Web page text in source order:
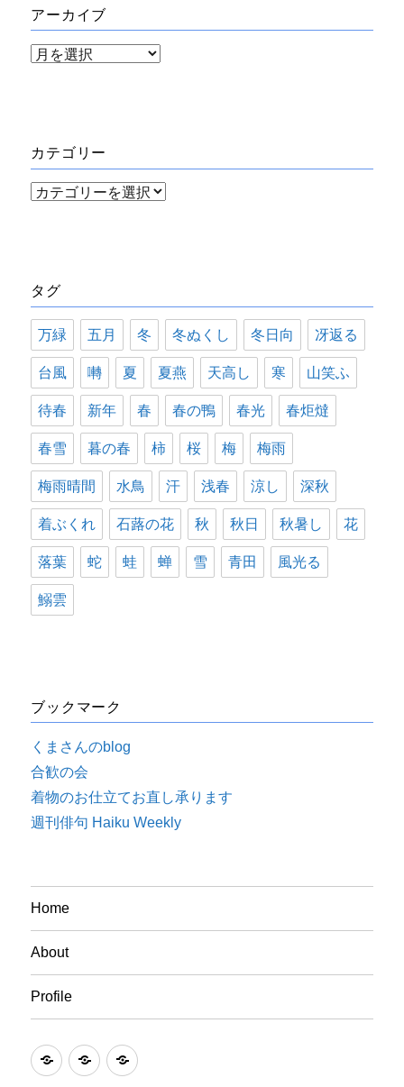
アーカイブ
ア
ブ
カテゴリー
カ
ー
タグ
万緑 五月 冬 冬ぬくし 冬日向 冴返る
台風 囀 夏 夏燕 天高し 寒 山笑ふ
待春 新年 春 春の鴨 春光 春炬燵
春雪 暮の春 柿 桜 梅 梅雨
梅雨晴間 水鳥 汗 浅春 涼し 深秋
着ぶくれ 石蕗の花 秋 秋日 秋暑し 花
落葉 蛇 蛙 蝉 雪 青田 風光る
鰯雲
ブックマーク
くまさんのblog
合歓の会
着物のお仕立てお直し承ります
週刊俳句 Haiku Weekly
Home
About
Profile
HomeAboutProfile